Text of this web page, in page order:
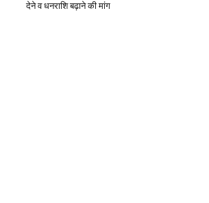
देने व धनराशि बढ़ाने की मांग